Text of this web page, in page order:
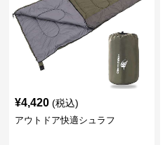
¥4,420 (税込)
アウトドア快適シュラフ